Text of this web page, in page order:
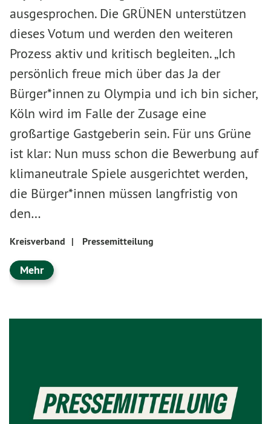
ausgesprochen. Die GRÜNEN unterstützen
dieses Votum und werden den weiteren
Prozess aktiv und kritisch begleiten. „Ich
persönlich freue mich über das Ja der
Bürger*innen zu Olympia und ich bin sicher,
Köln wird im Falle der Zusage eine
großartige Gastgeberin sein. Für uns Grüne
ist klar: Nun muss schon die Bewerbung auf
klimaneutrale Spiele ausgerichtet werden,
die Bürger*innen müssen langfristig von
den…
Kreisverband | Pressemitteilung
Mehr